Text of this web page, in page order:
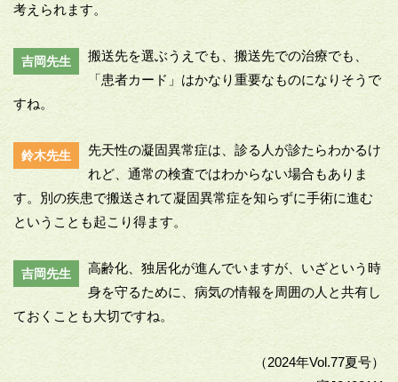
考えられます。
吉岡先生
搬送先を選ぶうえでも、搬送先での治療でも、
「患者カード」はかなり重要なものになりそうで
すね。
鈴木先生
先天性の凝固異常症は、診る人が診たらわかるけ
れど、通常の検査ではわからない場合もありま
す。別の疾患で搬送されて凝固異常症を知らずに手術に進む
ということも起こり得ます。
吉岡先生
高齢化、独居化が進んでいますが、いざという時
身を守るために、病気の情報を周囲の人と共有し
ておくことも大切ですね。
（2024年Vol.77夏号）